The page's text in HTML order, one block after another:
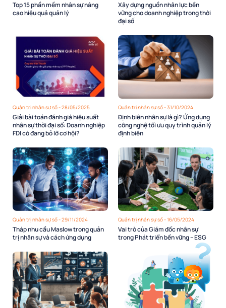
Top 15 phần mềm nhân sự nâng
cao hiệu quả quản lý
Xây dựng nguồn nhân lực bền
vững cho doanh nghiệp trong thời
đại số
Quản trị nhân sự số - 28/05/2025
Giải bài toán đánh giá hiệu suất
nhân sự thời đại số: Doanh nghiệp
FDI có đang bỏ lỡ cơ hội?
Quản trị nhân sự số - 31/10/2024
Định biên nhân sự là gì? Ứng dụng
công nghệ tối ưu quy trình quản lý
định biên
Quản trị nhân sự số - 29/11/2024
Tháp nhu cầu Maslow trong quản
trị nhân sự và cách ứng dụng
Quản trị nhân sự số - 16/05/2024
Vai trò của Giám đốc nhân sự
trong Phát triển bền vững – ESG